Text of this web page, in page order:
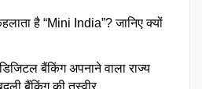
है “Mini India”? जानिए क्यों
बैंकिंग अपनाने वाला राज्य